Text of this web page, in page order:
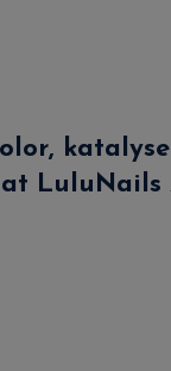
,
LuluNails